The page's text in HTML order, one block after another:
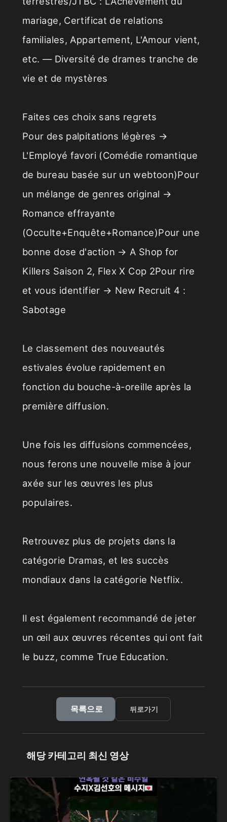
mariage, Certificat de relations
familiales, Appartement, L'Amour vient,
etc. — Diversité de drames tranche de
vie et de mystères
Faites ces choix sans regrets
Pour des palpitations légères →
L'Employé favori (Comédie romantique
de bureau basée sur un webtoon)Pour
un mélange de genres original →
Romance effrayante
(Occulte+Enquête+Romance)Pour une
bonne dose d'action → A Shop for
Killers Saison 2, Flex X Cop 2Pour rire
et vous identifier → New Recruit 4 :
Sabotage
Le classement des nouveautés
estivales évolue rapidement en
fonction du bouche-à-oreille après la
première diffusion.
Une fois les diffusions commencées,
nous ferons une nouvelle mise à jour
axée sur les œuvres les plus
populaires.
Retrouvez plus de projets dans la
catégorie Dramas, et les succès
mondiaux dans la catégorie Netflix.
Il est également recommandé de jeter
un œil aux œuvres récentes qui ont fait
le buzz, comme True Education.
목록으로 뒤로가기
해당 카테고리 최신 영상